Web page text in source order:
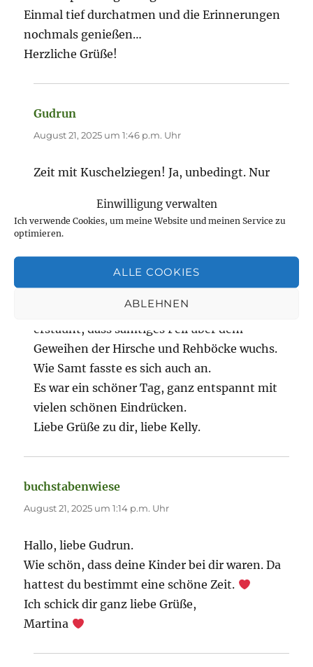
Einwilligung verwalten
Ich verwende Cookies, um meine Website und meinen Service zu
optimieren.
ALLE COOKIES
ABLEHNEN
Einmal tief durchatmen und die Erinnerungen
nochmals genießen…
Herzliche Grüße!
Gudrun
August 21, 2025 um 1:46 p.m. Uhr
Zeit mit Kuschelziegen! Ja, unbedingt. Nur
In dem Park fasziniert mich immer, wie viel
haben. Und nicht immer ist das gut für die
Tiere. Mein Enkel war erst skeptisch, aber
dann hat es ihm gefallen. Meine Tochter war
erstaunt, dass samtiges Fell über dem
Geweihen der Hirsche und Rehböcke wuchs.
Wie Samt fasste es sich auch an.
Es war ein schöner Tag, ganz entspannt mit
vielen schönen Eindrücken.
Liebe Grüße zu dir, liebe Kelly.
buchstabenwiese
August 21, 2025 um 1:14 p.m. Uhr
Hallo, liebe Gudrun.
Wie schön, dass deine Kinder bei dir waren. Da
hattest du bestimmt eine schöne Zeit.
Ich schick dir ganz liebe Grüße,
Martina